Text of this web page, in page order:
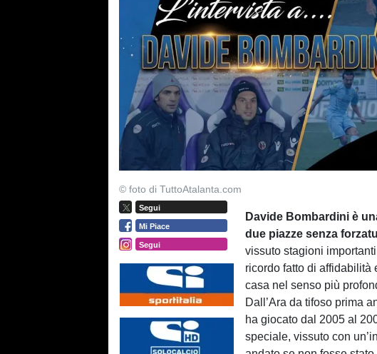
© foto di TuttoAtalanta.com
Segui
Mi Piace
Segui
Davide Bombardini è
due piazze senza
vissuto stagioni
ricordo fatto di affidabilità
casa nel senso più
Dall’Ara da tifoso prima
ha giocato dal 2005 al
speciale, vissuto con